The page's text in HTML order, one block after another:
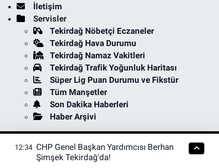
İletişim
Servisler
Tekirdağ Nöbetçi Eczaneler
Tekirdağ Hava Durumu
Tekirdağ Namaz Vakitleri
Tekirdağ Trafik Yoğunluk Haritası
Süper Lig Puan Durumu ve Fikstür
Tüm Manşetler
Son Dakika Haberleri
Haber Arşivi
12:34 CHP Genel Başkan Yardımcısı Berhan
Şimşek Tekirdağ'da!